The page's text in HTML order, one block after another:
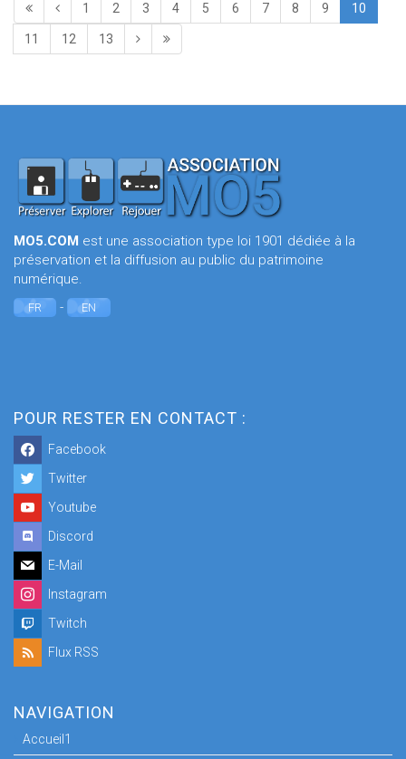
1 2 3 4 5 6 7 8 9 10
11 12 13
MO5.COM est une association type loi 1901 dédiée à la
préservation et la diffusion au public du patrimoine
numérique.
FR - EN
POUR RESTER EN CONTACT :
Facebook
Twitter
Youtube
Discord
E-Mail
Instagram
Twitch
Flux RSS
NAVIGATION
Accueil1